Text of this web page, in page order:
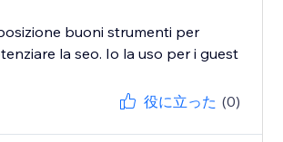
buoni strumenti per
la seo. Io la uso per i guest
役に立った (0)